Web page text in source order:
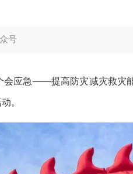
号
会应急——提高防灾减灾救灾
。